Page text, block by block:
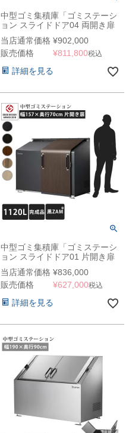
中型ゴミ集積庫「ゴミステーシ
ョン スライドドア04 両開き扉
黒ZAM 2150L」 ※法人宛配送
限定 （SN）
当店通常価格 ¥902,000
販売価格
¥811,800税込
詳細を見る
中型ゴミ集積庫「ゴミステーシ
ョン スライドドア01 片開き扉
黒ZAM 1120L」 ※法人宛配送
限定（SN）
当店通常価格 ¥836,000
販売価格
¥627,000税込
詳細を見る